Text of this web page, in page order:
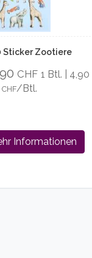
Sticker Zootiere
CHF 1 Btl. | 4,90
CHF/Btl.
Informationen